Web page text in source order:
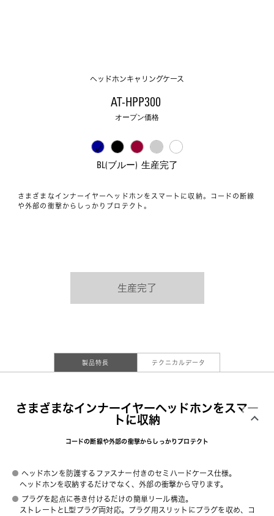
ヘッドホンキャリングケース
AT-HPP300
オープン価格
BL(ブルー)  生産完了
さまざまなインナーイヤーヘッドホンをスマートに収納。コードの断線
や外部の衝撃からしっかりプロテクト。
生産完了
製品特長 テクニカルデータ
さまざまなインナーイヤーヘッドホンをスマー
トに収納
コードの断線や外部の衝撃からしっかりプロテクト
ヘッドホンを防護するファスナー付きのセミハードケース仕様。
ヘッドホンを収納するだけでなく、外部の衝撃から守ります。
プラグを起点に巻き付けるだけの簡単リール構造。
ストレートとL型プラグ両対応。プラグ用スリットにプラグを収め、コ